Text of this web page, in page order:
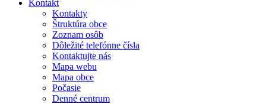
Kontakt
Kontakty
Štruktúra obce
Zoznam osôb
Dôležité telefónne čísla
Kontaktujte nás
Mapa webu
Mapa obce
Počasie
Denné centrum